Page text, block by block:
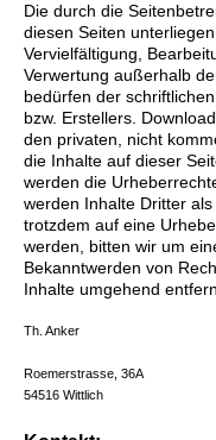
Die durch die
diesen Seiten
Vervielfältigung,
Verwertung außerhalb
bedürfen der
bzw. Erstellers.
den privaten, nicht
die Inhalte auf dieser
werden die
werden Inhalte Dritter
trotzdem auf eine
werden, bitten wir um
Bekanntwerden von
Inhalte umgehend
Th. Anker
Roemerstrasse, 36A
54516 Wittlich